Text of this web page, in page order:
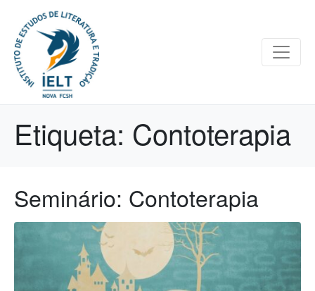
Etiqueta: Contoterapia
Seminário: Contoterapia